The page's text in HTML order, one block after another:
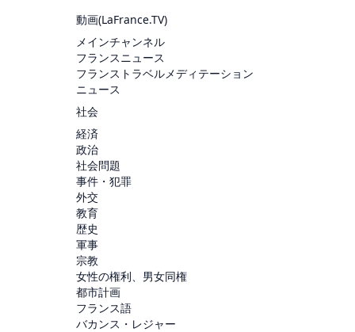
動画(LaFrance.TV)
メインチャンネル
フランスニュース
フランストラベルメディテーション
ニュース
社会
経済
政治
社会問題
事件・犯罪
外交
教育
歴史
軍事
宗教
女性の権利、男女同権
都市計画
フランス語
バカンス・レジャー